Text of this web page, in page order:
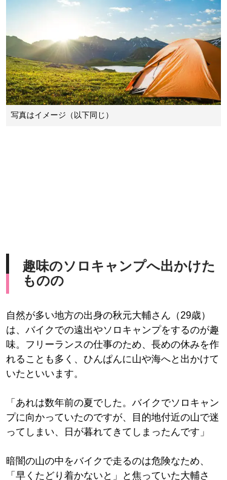
写真はイメージ（以下同じ）
趣味のソロキャンプへ出かけた
ものの
自然が多い地方の出身の秋元大輔さん（29歳）
は、バイクでの遠出やソロキャンプをするのが趣
味。フリーランスの仕事のため、長めの休みを作
れることも多く、ひんぱんに山や海へと出かけて
いたといいます。
「あれは数年前の夏でした。バイクでソロキャン
プに向かっていたのですが、目的地付近の山で迷
ってしまい、日が暮れてきてしまったんです」
暗闇の山の中をバイクで走るのは危険なため、
「早くたどり着かないと」と焦っていた大輔さ